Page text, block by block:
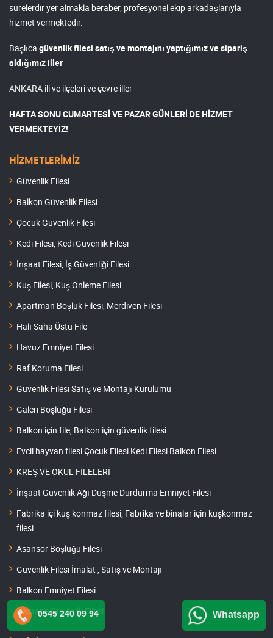
sürelerdir yer almakla beraber, profesyonel ekip arkadaşlarıyla
hizmet vermektedir.
Başlıca güvenlik filesi satış ve montajını yaptığımız ve sipariş
aldığımız iller
ANKARA ili ve ilçeleri ve çevre iller
HAFTA SONU CUMARTESİ VE PAZAR GÜNLERİ DE HİZMET
VERMEKTEYİZ!
HİZMETLERİMİZ
Güvenlik Filesi
Balkon Güvenlik Filesi
Çocuk Güvenlik Filesi
Kedi Filesi, Kedi Güvenlik Filesi
İnşaat Filesi, İş Güvenliği Filesi
Kuş Filesi, Kuş Önleme Filesi
Apartman Boşluk Filesi, Merdiven Filesi
Halı Saha Üstü File
Havuz Emniyet Filesi
Raf Koruma Filesi
Güvenlik Filesi Satış ve Montajı Kurulumu
Galeri Boşluğu Filesi
Balkon için file, Balkon için güvenlik filesi
Evcil hayvan filesi Çocuk Filesi Kedi Filesi Balkon Filesi
KREŞ VE OKUL FİLELERİ
İnşaat Güvenlik Ağı Düşme Durdurma Emniyet Filesi
Fabrika içi kuş konmaz filesi, Fabrika ve binalar için kuşkonmaz
filesi
Asansör Boşluğu Filesi
Güvenlik Filesi İmalat , Satış ve Montajı
Balkon Emniyet Filesi
Hastane Güvenlik Filesi
0545 240 09 94 Whatsapp